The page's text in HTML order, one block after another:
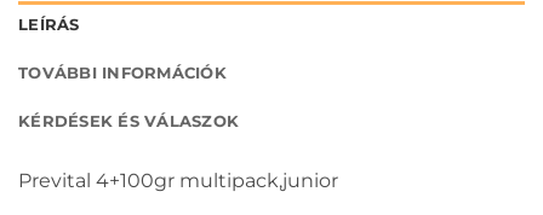
LEÍRÁS
TOVÁBBI INFORMÁCIÓK
KÉRDÉSEK ÉS VÁLASZOK
Prevital 4+100gr multipack,junior